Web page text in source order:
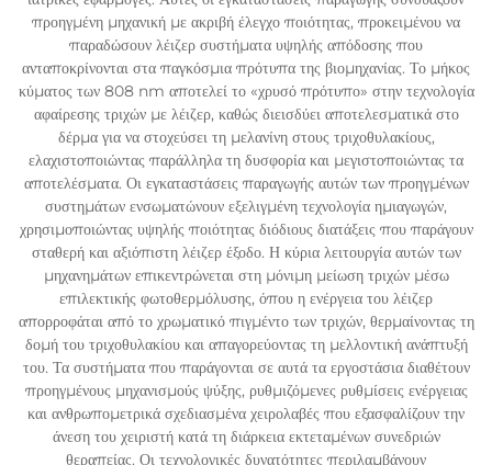
προηγμένη μηχανική με ακριβή έλεγχο ποιότητας, προκειμένου να
παραδώσουν λέιζερ συστήματα υψηλής απόδοσης που
ανταποκρίνονται στα παγκόσμια πρότυπα της βιομηχανίας. Το μήκος
κύματος των 808 nm αποτελεί το «χρυσό πρότυπο» στην τεχνολογία
αφαίρεσης τριχών με λέιζερ, καθώς διεισδύει αποτελεσματικά στο
δέρμα για να στοχεύσει τη μελανίνη στους τριχοθυλακίους,
ελαχιστοποιώντας παράλληλα τη δυσφορία και μεγιστοποιώντας τα
αποτελέσματα. Οι εγκαταστάσεις παραγωγής αυτών των προηγμένων
συστημάτων ενσωματώνουν εξελιγμένη τεχνολογία ημιαγωγών,
χρησιμοποιώντας υψηλής ποιότητας διόδιους διατάξεις που παράγουν
σταθερή και αξιόπιστη λέιζερ έξοδο. Η κύρια λειτουργία αυτών των
μηχανημάτων επικεντρώνεται στη μόνιμη μείωση τριχών μέσω
επιλεκτικής φωτοθερμόλυσης, όπου η ενέργεια του λέιζερ
απορροφάται από το χρωματικό πιγμέντο των τριχών, θερμαίνοντας τη
δομή του τριχοθυλακίου και απαγορεύοντας τη μελλοντική ανάπτυξή
του. Τα συστήματα που παράγονται σε αυτά τα εργοστάσια διαθέτουν
προηγμένους μηχανισμούς ψύξης, ρυθμιζόμενες ρυθμίσεις ενέργειας
και ανθρωπομετρικά σχεδιασμένα χειρολαβές που εξασφαλίζουν την
άνεση του χειριστή κατά τη διάρκεια εκτεταμένων συνεδριών
θεραπείας. Οι τεχνολογικές δυνατότητες περιλαμβάνουν